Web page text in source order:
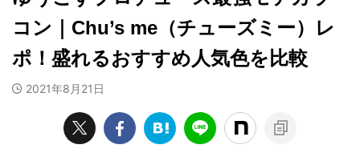
コン｜Chu’s me（チューズミー）レ
ポ！盛れるおすすめ人気色を比較
2021年8月21日